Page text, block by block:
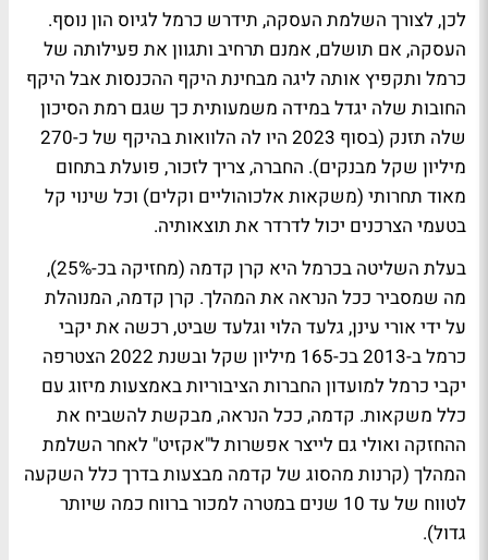
לכן, לצורך השלמת העסקה, תידרש כרמל לגיוס הון נוסף.
העסקה, אם תושלם, אמנם תרחיב ותגוון את פעילותה של
כרמל ותקפיץ אותה ליגה מבחינת היקף ההכנסות אבל היקף
החובות שלה יגדל במידה משמעותית כך שגם רמת הסיכון
שלה תזנק (בסוף 2023 היו לה הלוואות בהיקף של כ-270
מיליון שקל מבנקים). החברה, צריך לזכור, פועלת בתחום
מאוד תחרותי (משקאות אלכוהוליים וקלים) וכל שינוי קל
בטעמי הצרכנים יכול לדרדר את תוצאותיה.
בעלת השליטה בכרמל היא קרן קדמה (מחזיקה בכ-25%),
מה שמסביר ככל הנראה את המהלך. קרן קדמה, המנוהלת
על ידי אורי עינן, גלעד הלוי וגלעד שביט, רכשה את יקבי
כרמל ב-2013 בכ-165 מיליון שקל ובשנת 2022 הצטרפה
יקבי כרמל למועדון החברות הציבוריות באמצעות מיזוג עם
כלל משקאות. קדמה, ככל הנראה, מבקשת להשביח את
ההחזקה ואולי גם לייצר אפשרות ל"אקזיט" לאחר השלמת
המהלך (קרנות מהסוג של קדמה מבצעות בדרך כלל השקעה
לטווח של עד 10 שנים במטרה למכור ברווח כמה שיותר
גדול).